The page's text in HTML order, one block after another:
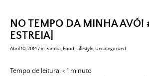
NO TEMPO DA MINHA AVÓ!
ESTREIA]
Abril 10, 2014/in: Família Food Lifestyle Uncategorized
Tempo de leitura:< 1 minuto